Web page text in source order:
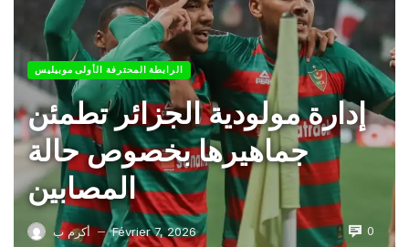
الرابطة المحترفة الأولى موبيليس
إدارة مولودية الجزائر تطمئن
جماهيرها بخصوص حالة
المصابين
أكرم ب — Février 7, 2026 0